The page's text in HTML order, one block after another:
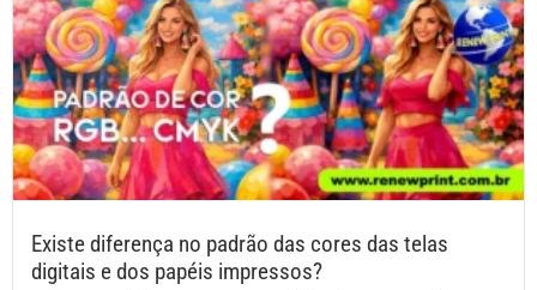
Existe diferença no padrão das cores das telas
digitais e dos papéis impressos?